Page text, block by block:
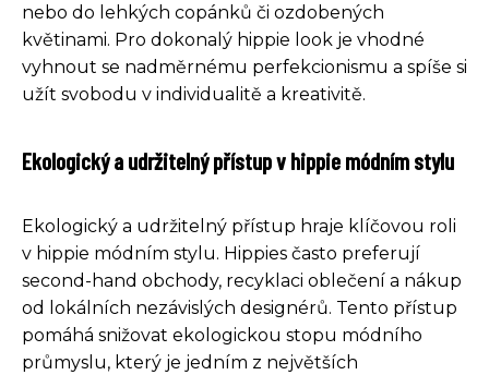
nebo do lehkých copánků či ozdobených
květinami. Pro dokonalý hippie look je vhodné
vyhnout se nadměrnému perfekcionismu a spíše si
užít svobodu v individualitě a kreativitě.
Ekologický a udržitelný přístup v hippie módním stylu
Ekologický a udržitelný přístup hraje klíčovou roli
v hippie módním stylu. Hippies často preferují
second-hand obchody, recyklaci oblečení a nákup
od lokálních nezávislých designérů. Tento přístup
pomáhá snižovat ekologickou stopu módního
průmyslu, který je jedním z největších